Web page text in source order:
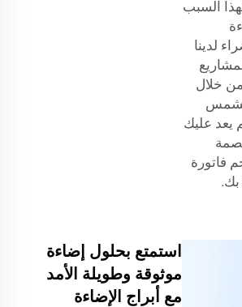
السبب
لدينا
من خلال
يعد عليك
فاتورة
بك.
استمتع بحلول إضاءة
موثوقة وطويلة الأمد
مع أبراج الإضاءة